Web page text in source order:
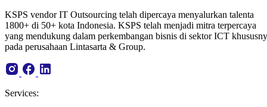
KSPS vendor IT Outsourcing telah dipercaya menyalurkan talenta
1800+ di 50+ kota Indonesia. KSPS telah menjadi mitra terpercaya
yang mendukung dalam perkembangan bisnis di sektor ICT
pada perusahaan Lintasarta & Group.
Services: